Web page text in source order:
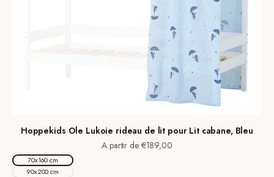
Hoppekids Ole Lukoie rideau de lit pour Lit cabane, Bleu
Prix de vente
A partir de €189,00
70x160 cm
90x200 cm